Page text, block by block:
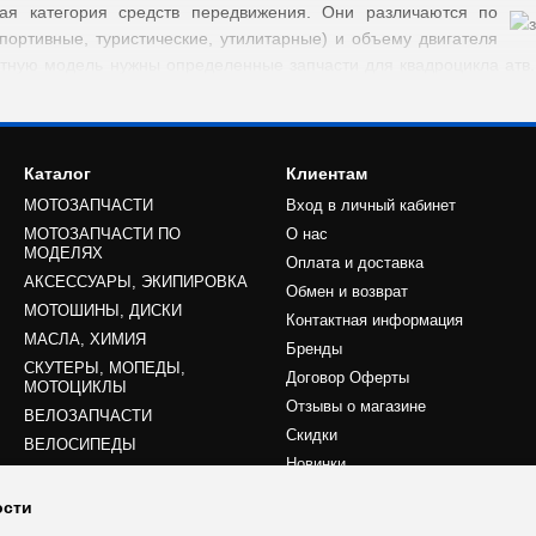
категория средств передвижения. Они различаются по
туристические, утилитарные) и объему двигателя
разные запасные части под четким контролем и с разрешения
сторонних производителей. Стоимость ниже, как
детали, изготовленные в кустарных условиях. Только
по нагрузочной способности и срокам эксплуатации
если купить запчасти на квадроцикл atv, изготовленные
сменные детали на квадроцикл
а не на стоимость.
Каталог
МОТОЗАПЧАСТИ
МОТОЗАПЧАСТИ ПО
МОДЕЛЯХ
АКСЕССУАРЫ, ЭКИПИРОВКА
МОТОШИНЫ, ДИСКИ
МАСЛА, ХИМИЯ
СКУТЕРЫ, МОПЕДЫ,
МОТОЦИКЛЫ
ВЕЛОЗАПЧАСТИ
ВЕЛОСИПЕДЫ
Клиентам
Вход в личный кабинет
О нас
Оплата и доставка
Обмен и возврат
Контактная информация
Бренды
Договор Оферты
Отзывы о магазине
Скидки
Новинки